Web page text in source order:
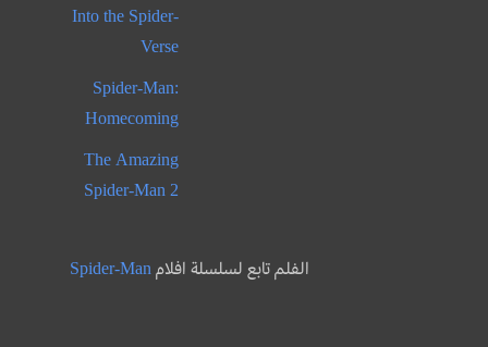
Into the Spider-
Verse
Spider-Man:
Homecoming
The Amazing
Spider-Man 2
الفلم تابع لسلسلة افلامSpider-Man